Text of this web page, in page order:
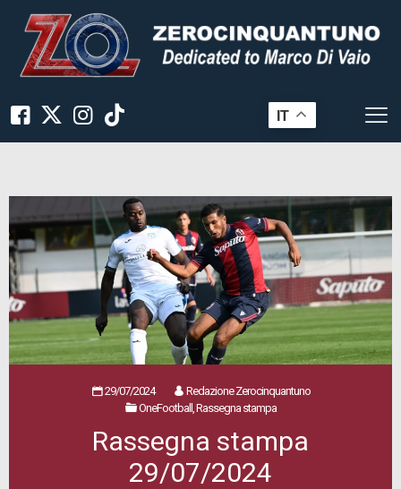
IT
29/07/2024
Redazione Zerocinquantuno
OneFootball, Rassegna stampa
Rassegna stampa
29/07/2024